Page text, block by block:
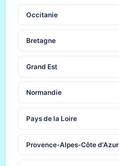
Occitanie
Bretagne
Grand Est
Normandie
Pays de la Loire
Provence-Alpes-Côte d'Azur